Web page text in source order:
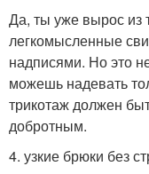
Да, ты уже вырос из
легкомысленные
надписями. Но это
можешь надевать
трикотаж должен
добротным.
4. узкие брюки без